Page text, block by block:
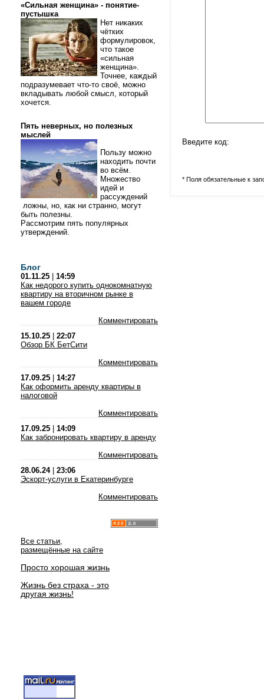
«Сильная женщина» - понятие-
пустышка
Нет никаких
чётких
формулировок,
что такое
«сильная
женщина».
Точнее, каждый
подразумевает что-то своё, можно
вкладывать любой смысл, который
хочется.
Пять неверных, но полезных
мыслей
Пользу можно
находить почти
во всём.
Множество
идей и
рассуждений
ложны, но, как ни странно, могут
быть полезны.
Рассмотрим пять популярных
утверждений.
Блог
01.11.25
14:59
Как недорого купить однокомнатную
квартиру на вторичном рынке в
вашем городе
Комментировать
15.10.25
22:07
Обзор БК БетСити
Комментировать
17.09.25
14:27
Как оформить аренду квартиры в
налоговой
Комментировать
17.09.25
14:09
Как забронировать квартиру в аренду
Комментировать
28.06.24| 23:06
Эскорт-услуги в Екатеринбурге
Комментировать
Все статьи,
размещённые на сайте
Просто хорошая жизнь
Жизнь без страха - это
другая жизнь!
Введите код:
* Поля обязательные к